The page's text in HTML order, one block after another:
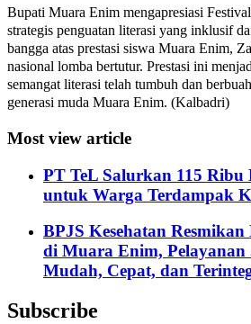
Bupati Muara Enim mengapresiasi
strategis penguatan literasi yang inklusif
bangga atas prestasi siswa Muara Enim,
nasional lomba bertutur. Prestasi ini
semangat literasi telah tumbuh dan
generasi muda Muara Enim. (Kalbadri)
Most view article
PT TeL Salurkan 115
untuk Warga Terdampak
BPJS Kesehatan
di Muara Enim,
Mudah, Cepat, dan
Subscribe